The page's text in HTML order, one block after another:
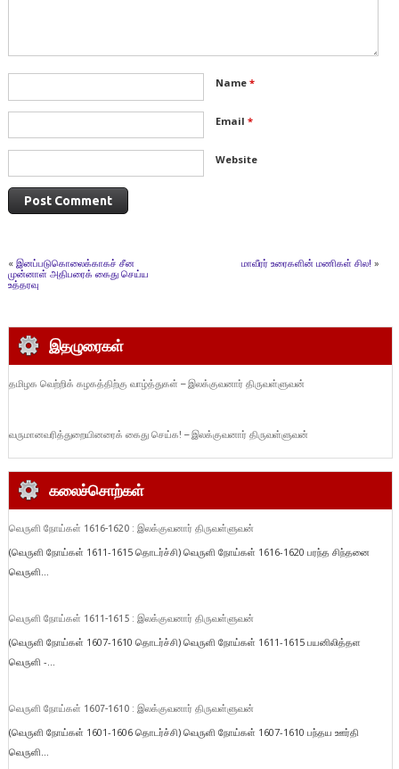
Name *
Email *
Website
« இனப்படுகொலைக்காகச் சீன
முன்னாள் அதிபரைக் கைது செய்ய
உத்தரவு
மாவீரர் உரைகளின் மணிகள் சில! »
இதழுரைகள்
தமிழக வெற்றிக் கழகத்திற்கு வாழ்த்துகள் – இலக்குவனார் திருவள்ளுவன்
வருமானவரித்துறையினரைக் கைது செய்க! – இலக்குவனார் திருவள்ளுவன்
கலைச்சொற்கள்
வெருளி நோய்கள் 1616-1620 : இலக்குவனார் திருவள்ளுவன்
(வெருளி நோய்கள் 1611-1615 தொடர்ச்சி) வெருளி நோய்கள் 1616-1620 பரந்த சிந்தனை
வெருளி...
வெருளி நோய்கள் 1611-1615 : இலக்குவனார் திருவள்ளுவன்
(வெருளி நோய்கள் 1607-1610 தொடர்ச்சி) வெருளி நோய்கள் 1611-1615 பயனிலித்தள
வெருளி -...
வெருளி நோய்கள் 1607-1610 : இலக்குவனார் திருவள்ளுவன்
(வெருளி நோய்கள் 1601-1606 தொடர்ச்சி) வெருளி நோய்கள் 1607-1610 பந்தய ஊர்தி
வெருளி...